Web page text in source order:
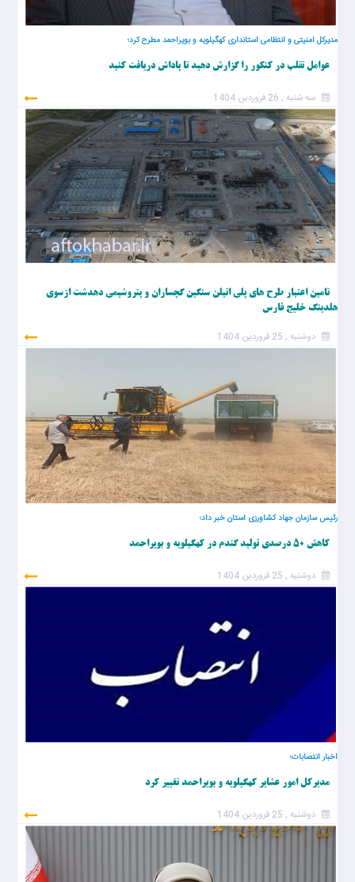
مدیرکل امنیتی و انتظامی استانداری کهگیلویه و بویراحمد مطرح کرد؛
عوامل تقلب در کنکور را گزارش دهید تا پاداش دریافت کنید
سه شنبه , 26 فروردین 1404
تامین اعتبار طرح های پلی اتیلن سنگین گچساران و پتروشیمی دهدشت ازسوی
هلدینگ خلیج فارس
دوشنبه , 25 فروردین 1404
رئیس سازمان جهاد کشاورزی استان خبر داد؛
کاهش ۵۰ درصدی تولید گندم در کهگیلویه و بویراحمد
دوشنبه , 25 فروردین 1404
اخبار انتصابات؛
مدیرکل امور عشایر کهگیلویه و بویراحمد تغییر کرد
دوشنبه , 25 فروردین 1404